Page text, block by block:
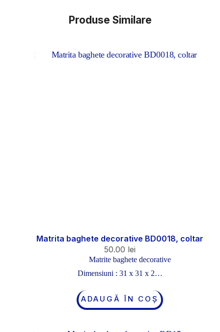
Produse Similare
Matrita baghete decorative BD0018, coltar
50.00 lei
Matrite baghete decorative
Dimensiuni : 31 x 31 x 2…
ADAUGĂ ÎN COȘ